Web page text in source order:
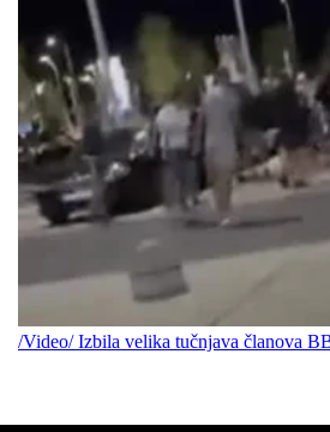
/Video/ Izbila velika tučnjava članova